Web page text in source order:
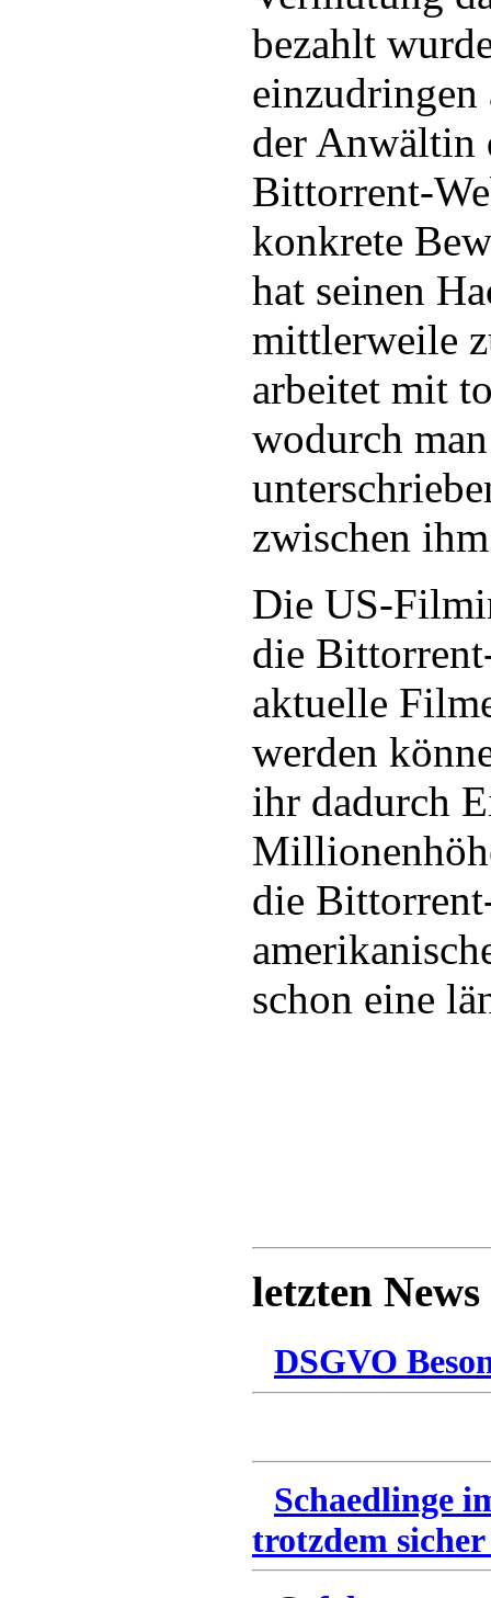
bezahlt
einzudringen
der Anwältin
Bittorrent-
konkrete
hat seinen
mittlerweile
arbeitet mit
wodurch
zwischen
Die US-
die
aktuelle
werden
ihr dadurch
die
schon eine
letzten News
DSGVO
Schaedlinge
trotzdem